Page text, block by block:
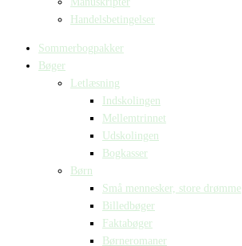
Handelsbetingelser
Sommerbogpakker
Bøger
Letlæsning
Indskolingen
Mellemtrinnet
Udskolingen
Bogkasser
Børn
Små mennesker, store drømme
Billedbøger
Faktabøger
Børneromaner